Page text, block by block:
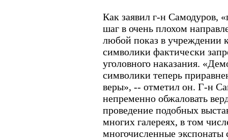
Как заявил г-н Самодуров,
шаг в очень плохом
любой показ в учреждении
символики фактически
уголовного наказания.
символики теперь
веры», -- отметил он. Г-н
непременно обжаловать
проведение подобных
многих галереях, в том
многочисленные экспонаты